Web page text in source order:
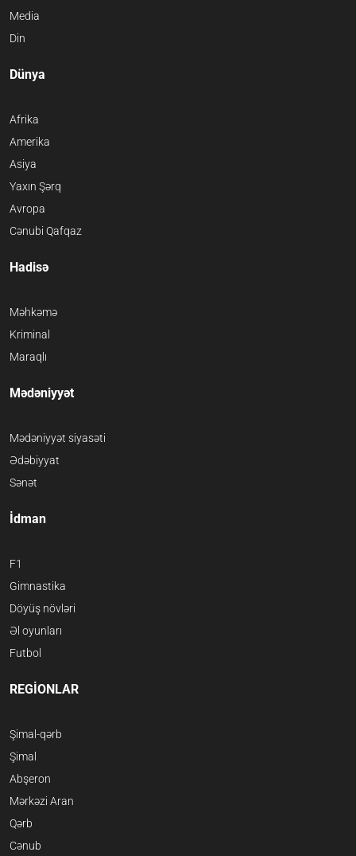
Media
Din
Dünya
Afrika
Amerika
Asiya
Yaxın Şərq
Avropa
Cənubi Qafqaz
Hadisə
Məhkəmə
Kriminal
Maraqlı
Mədəniyyət
Mədəniyyət siyasəti
Ədəbiyyat
Sənət
İdman
F1
Gimnastika
Döyüş növləri
Əl oyunları
Futbol
REGİONLAR
Şimal-qərb
Şimal
Abşeron
Mərkəzi Aran
Qərb
Cənub